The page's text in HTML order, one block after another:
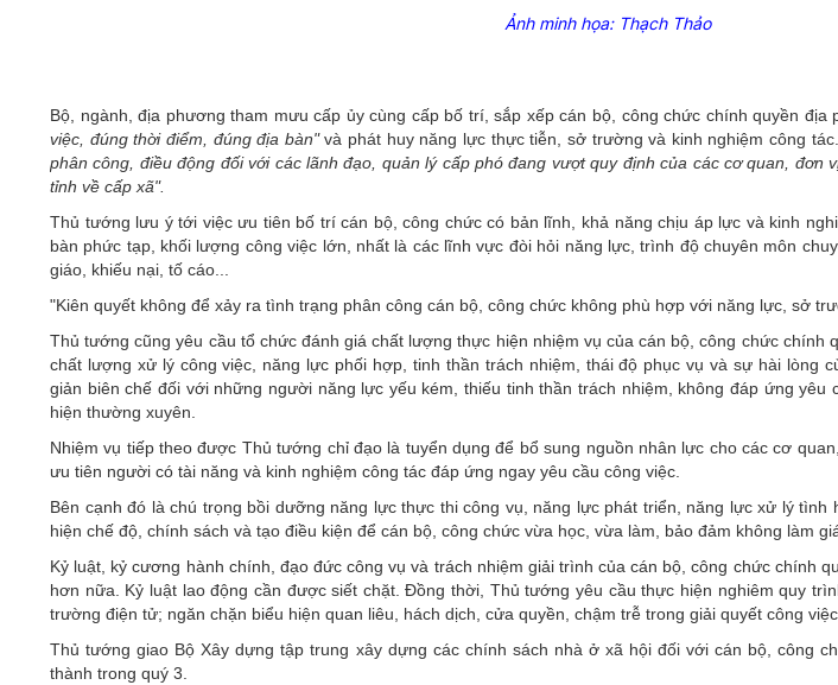
Ảnh minh họa: Thạch Thảo
Bộ, ngành, địa phương tham mưu cấp ủy cùng cấp bố trí, sắp xếp cán bộ, công chức chính quyền địa
việc, đúng thời điểm, đúng địa bàn"và phát huy năng lực thực tiễn, sở trường và kinh nghiệm công
phân công, điều động đối với các lãnh đạo, quản lý cấp phó đang vượt quy định của các cơ quan, đơn
tỉnh về cấp xã".
Thủ tướng lưu ý tới việc ưu tiên bố trí cán bộ, công chức có bản lĩnh, khả năng chịu áp lực và kinh
bàn phức tạp, khối lượng công việc lớn, nhất là các lĩnh vực đòi hỏi năng lực, trình độ chuyên môn
giáo, khiếu nại, tố cáo...
"Kiên quyết không để xảy ra tình trạng phân công cán bộ, công chức không phù hợp với năng lực, sở
Thủ tướng cũng yêu cầu tổ chức đánh giá chất lượng thực hiện nhiệm vụ của cán bộ, công chức chính
chất lượng xử lý công việc, năng lực phối hợp, tinh thần trách nhiệm, thái độ phục vụ và sự hài lòng
giản biên chế đối với những người năng lực yếu kém, thiếu tinh thần trách nhiệm, không đáp ứng yêu
hiện thường xuyên.
Nhiệm vụ tiếp theo được Thủ tướng chỉ đạo là tuyển dụng để bổ sung nguồn nhân lực cho các cơ
ưu tiên người có tài năng và kinh nghiệm công tác đáp ứng ngay yêu cầu công việc.
Bên cạnh đó là chú trọng bồi dưỡng năng lực thực thi công vụ, năng lực phát triển, năng lực xử lý
hiện chế độ, chính sách và tạo điều kiện để cán bộ, công chức vừa học, vừa làm, bảo đảm không làm
Kỷ luật, kỷ cương hành chính, đạo đức công vụ và trách nhiệm giải trình của cán bộ, công chức chính
hơn nữa. Kỷ luật lao động cần được siết chặt. Đồng thời, Thủ tướng yêu cầu thực hiện nghiêm quy
trường điện tử; ngăn chặn biểu hiện quan liêu, hách dịch, cửa quyền, chậm trễ trong giải quyết công
Thủ tướng giao Bộ Xây dựng tập trung xây dựng các chính sách nhà ở xã hội đối với cán bộ, công
thành trong quý 3.